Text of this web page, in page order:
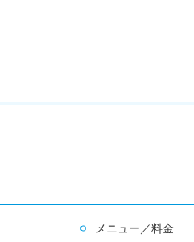
メニュー／料金